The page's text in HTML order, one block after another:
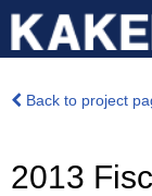
Back to project
2013